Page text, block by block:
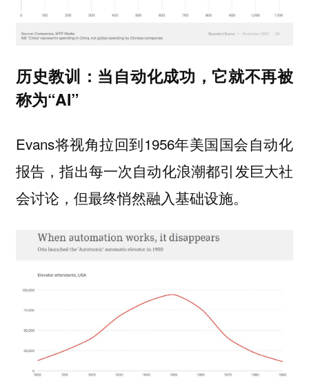
历史教训：当自动化成功，它就不再被
称为“AI”
Evans将视角拉回到1956年美国国会自动化
报告，指出每一次自动化浪潮都引发巨大社
会讨论，但最终悄然融入基础设施。